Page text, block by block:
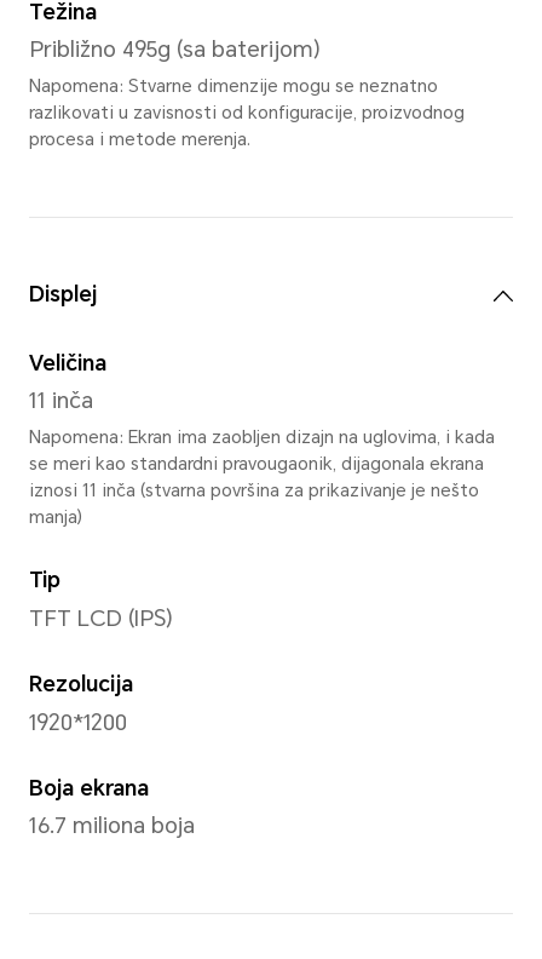
Širina
256.91 mm
Visina
Debljina
7.25 mm
Težina
Približno 495g (sa baterijom)